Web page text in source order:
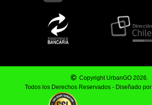
Copyright UrbanGO 2026.
Todos los Derechos Reservados - Diseñado por